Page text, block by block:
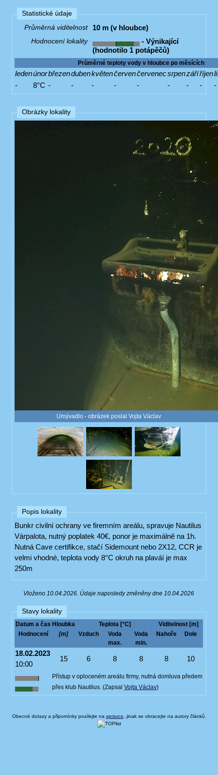
Statistické údaje
Průměrná viditelnost
10 m (v hloubce)
Hodnocení lokality
- Výnikající
(hodnotilo 1 potápěčů)
Průměrné teploty vody v hloubce po měsících
ledenúnorbřezendubenkvětenčervenčervenecsrpenzáříříjen
-
8°C - - - - - - - - -
Obrázky lokality
Umývadlo - obrázek poslal Vojta Václav
Popis lokality
Bunkr civilní ochrany ve firemním areálu, spravuje Nautilus
Várpalota, nutný poplatek 40€, ponor je maximálně na 1h.
Nutná Cave certifikce, stačí Sidemount nebo 2X12, CCR je
velmi vhodné, teplota vody 8°C okruh na plaváí je max
250m
Vloženo 10.04.2026. Údaje naposledy změněny dne 10.04.2026
Stavy lokality
Datum a čas Hloubka Teplota [°C]
Viditelnost [m]
Hodnocení
[m] Vzduch
Voda
max.
Voda
min.
Nahoře Dole
18.02.2023
10:00
15 6 8 8 8 10
Přístup v oploceném areálu firmy, nutná domluva předem
přes klub Nautilus. (Zapsal Vojta Václav)
Obecné dotazy a připomínky posílejte na spravce , jinak se obracejte na autory článků.